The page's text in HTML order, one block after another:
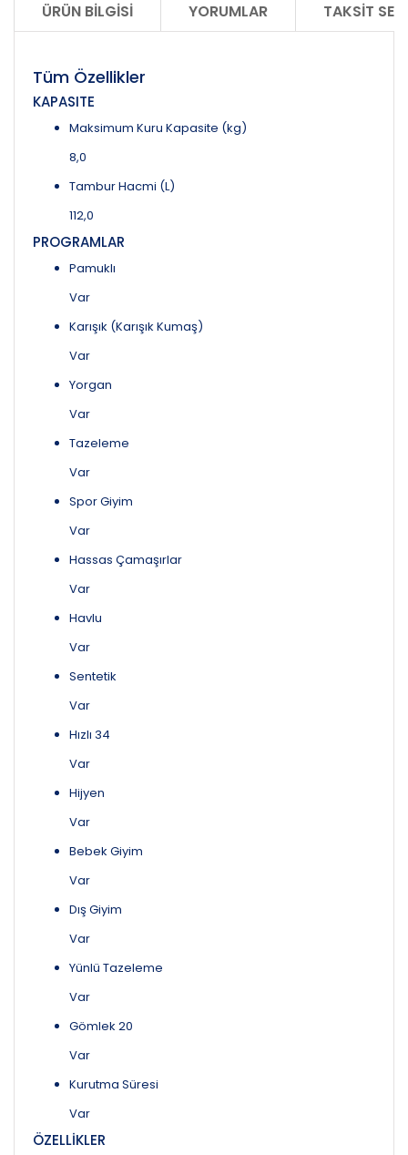
ÜRÜN BILGISI YORUMLAR TAKSIT
Tüm Özellikler
KAPASITE
Maksimum Kuru Kapasite (kg)
8,0
Tambur Hacmi (L)
112,0
PROGRAMLAR
Pamuklı
Var
Karışık (Karışık Kumaş)
Var
Yorgan
Var
Tazeleme
Var
Spor Giyim
Var
Hassas Çamaşırlar
Var
Havlu
Var
Sentetik
Var
Hızlı 34
Var
Hijyen
Var
Bebek Giyim
Var
Dış Giyim
Var
Yünlü Tazeleme
Var
Gömlek 20
Var
Kurutma Süresi
Var
ÖZELLİKLER